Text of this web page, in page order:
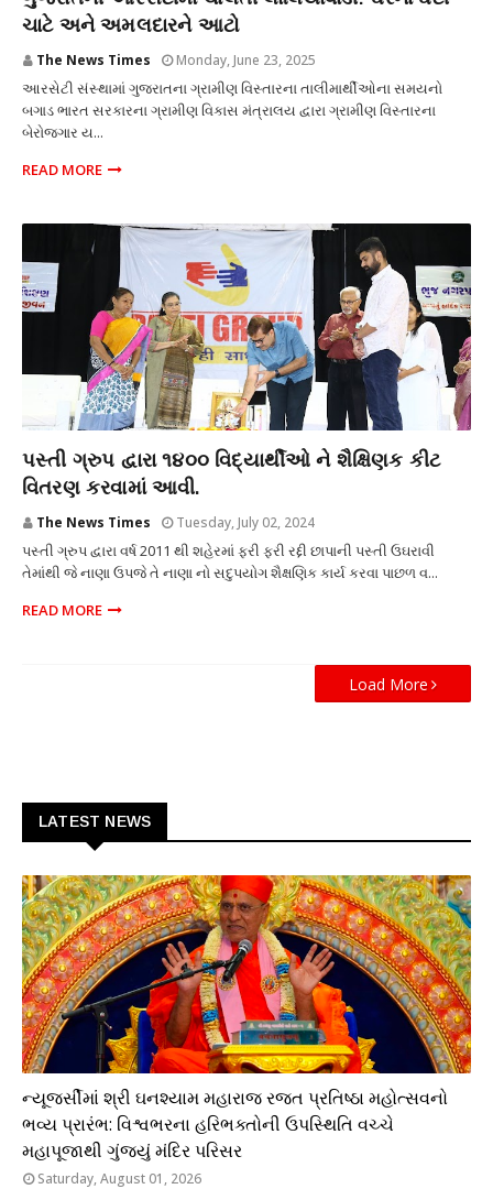
ચાટે અને અમલદારને આટો
The News Times Monday, June 23, 2025
આરસેટી સંસ્થામાં ગુજરાતના ગ્રામીણ વિસ્તારના તાલીમાર્થીઓના સમયનો
બગાડ ભારત સરકારના ગ્રામીણ વિકાસ મંત્રાલય દ્વારા ગ્રામીણ વિસ્તારના
બેરોજગાર ય...
READ MORE
પસ્તી ગ્રુપ દ્વારા ૧૪૦૦ વિદ્યાર્થીઓ ને શૈક્ષિણક કીટ
વિતરણ કરવામાં આવી.
The News Times Tuesday, July 02, 2024
પસ્તી ગ્રુપ દ્વારા વર્ષ 2011 થી શહેરમાં ફરી ફરી રદ્દી છાપાની પસ્તી ઉઘરાવી
તેમાંથી જે નાણા ઉપજે તે નાણા નો સદુપયોગ શૈક્ષણિક કાર્ય કરવા પાછળ વ...
READ MORE
Load More
LATEST NEWS
ન્યૂજર્સીમાં શ્રી ઘનશ્યામ મહારાજ રજત પ્રતિષ્ઠા મહોત્સવનો
ભવ્ય પ્રારંભ: વિશ્વભરના હરિભક્તોની ઉપસ્થિતિ વચ્ચે
મહાપૂજાથી ગુંજ્યું મંદિર પરિસર
Saturday, August 01, 2026